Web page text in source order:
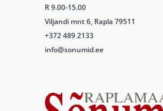
R 9.00-15.00
Viljandi mnt 6, Rapla 79511
+372 489 2133
info@sonumid.ee